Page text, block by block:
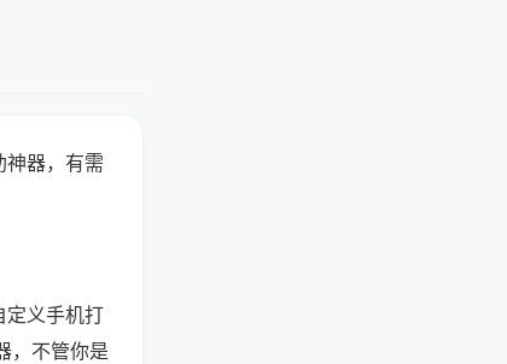
神器，有需
定义手机打
，不管你是